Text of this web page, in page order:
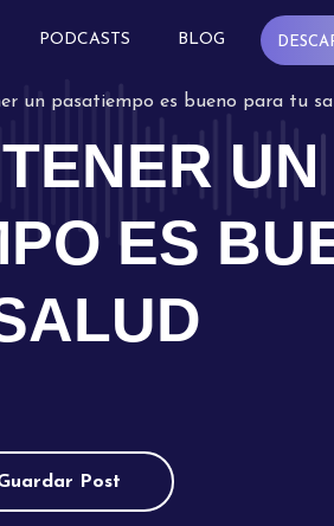
PODCASTS BLOG
un pasatiempo es bueno para tu
UN
ES
Post